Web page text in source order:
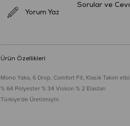
Yorum Yaz
Sorular ve
Ürün Özellikleri
Mono Yaka, 6 Drop, Comfort Fit, Klasik Takım
% 64 Polyester % 34 Viskon % 2 Elastan
Türkiye'de Üretilmiştir.